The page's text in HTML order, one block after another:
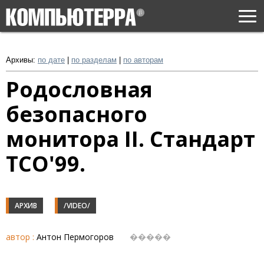
Архивы: по дате по разделам по авторам
Родословная
безопасного
монитора II. Стандарт
TCO'99.
АРХИВ /VIDEO/
автор : Антон Пермогоров �����